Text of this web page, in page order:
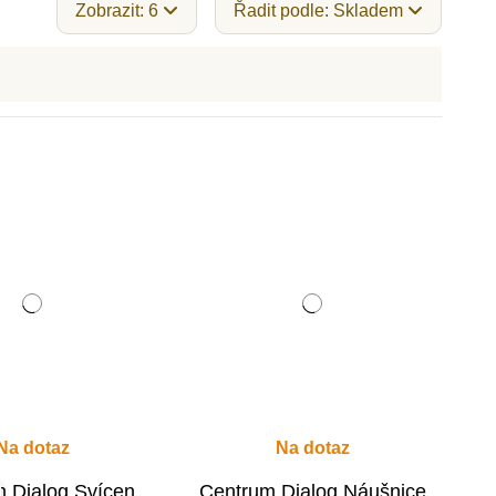
Zobrazit: 6 Řadit podle: Skladem
dotaz
Dialog Svícen
Na dotaz
Centrum Dialog Náušnice